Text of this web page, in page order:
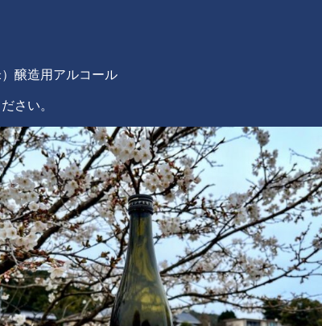
醸造用アルコール
さい。